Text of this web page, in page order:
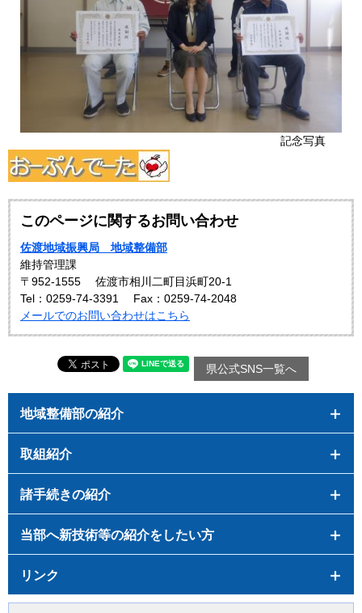
記念写真
このページに関するお問い合わせ
佐渡地域振興局 地域整備部
維持管理課
〒952-1555
佐渡市相川二町目浜町20-1
Tel：0259-74-3391
Fax：0259-74-2048
メールでのお問い合わせはこちら
県公式SNS一覧へ
地域整備部の紹介
取組紹介
諸手続きの紹介
当部へ新技術等の紹介をしたい方
リンク